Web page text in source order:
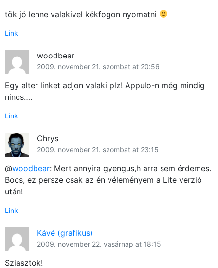
tök jó lenne valakivel kékfogon nyomatni
Link
woodbear
2009. november 21. szombat at 20:56
Egy alter linket adjon valaki plz! Appulo-n még mindig
nincs….
Link
Chrys
2009. november 21. szombat at 23:15
@woodbear: Mert annyira gyengus,h arra sem érdemes.
Bocs, ez persze csak az én véleményem a Lite verzió
után!
Link
Kávé (grafikus)
2009. november 22. vasárnap at 18:15
Sziasztok!